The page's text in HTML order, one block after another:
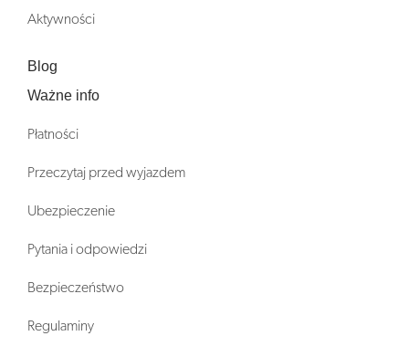
Aktywności
Blog
Ważne info
Płatności
Przeczytaj przed wyjazdem
Ubezpieczenie
Pytania i odpowiedzi
Bezpieczeństwo
Regulaminy